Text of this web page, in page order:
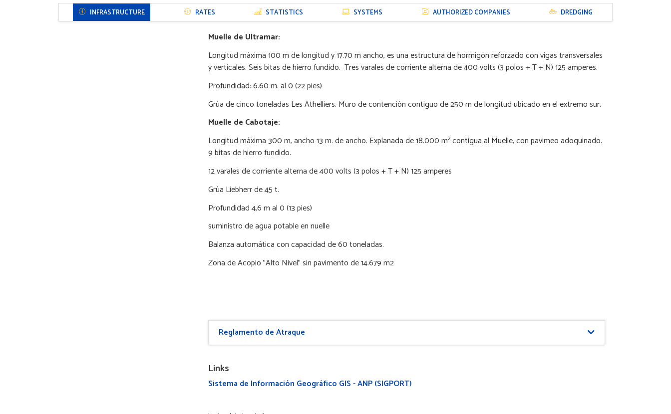
Menú
Sección INFRASTRUCTURE RATES STATISTICS SYSTEMS AUTHORIZED COMPANIES DREDGING
Muelle de Ultramar:
Longitud máxima100 m de longitud y17.70 m ancho, es una estructura de hormigón reforzado con vigas transversales
y verticales. Seis bitas de hierro fundido. Tres varales de corriente alterna de 400 volts (3 polos + T + N) 125 amperes.
Profundidad:6.60 m. al 0 (22 pies)
Grúa de cinco toneladas Les Athelliers. Muro de contención contiguo de250 mde longitud ubicado en el extremo sur.
Muelle de Cabotaje:
Longitud máxima 300 m, ancho13 m. de ancho. Explanada de 18.000 m2contigua al Muelle, con pavimeo adoquinado.
9 bitas de hierro fundido.
12 varales de corriente alterna de 400 volts (3 polos + T + N) 125 amperes
Grúa Liebherr de 45 t.
Profundidad4,6 mal 0 (13 pies)
suministro de agua potable en nuelle
Balanza automática con capacidad de 60 toneladas.
Zona de Acopio "Alto Nivel" sin pavimento de 14.679 m2
Reglamento de Atraque
Links
Sistema de Información Geográfico GIS - ANP (SIGPORT)